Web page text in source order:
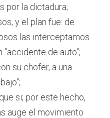
por la dictadura;
y el plan fue: de
las interceptamos
de auto";
su chofer, a una
si; por este hecho,
auge el movimiento